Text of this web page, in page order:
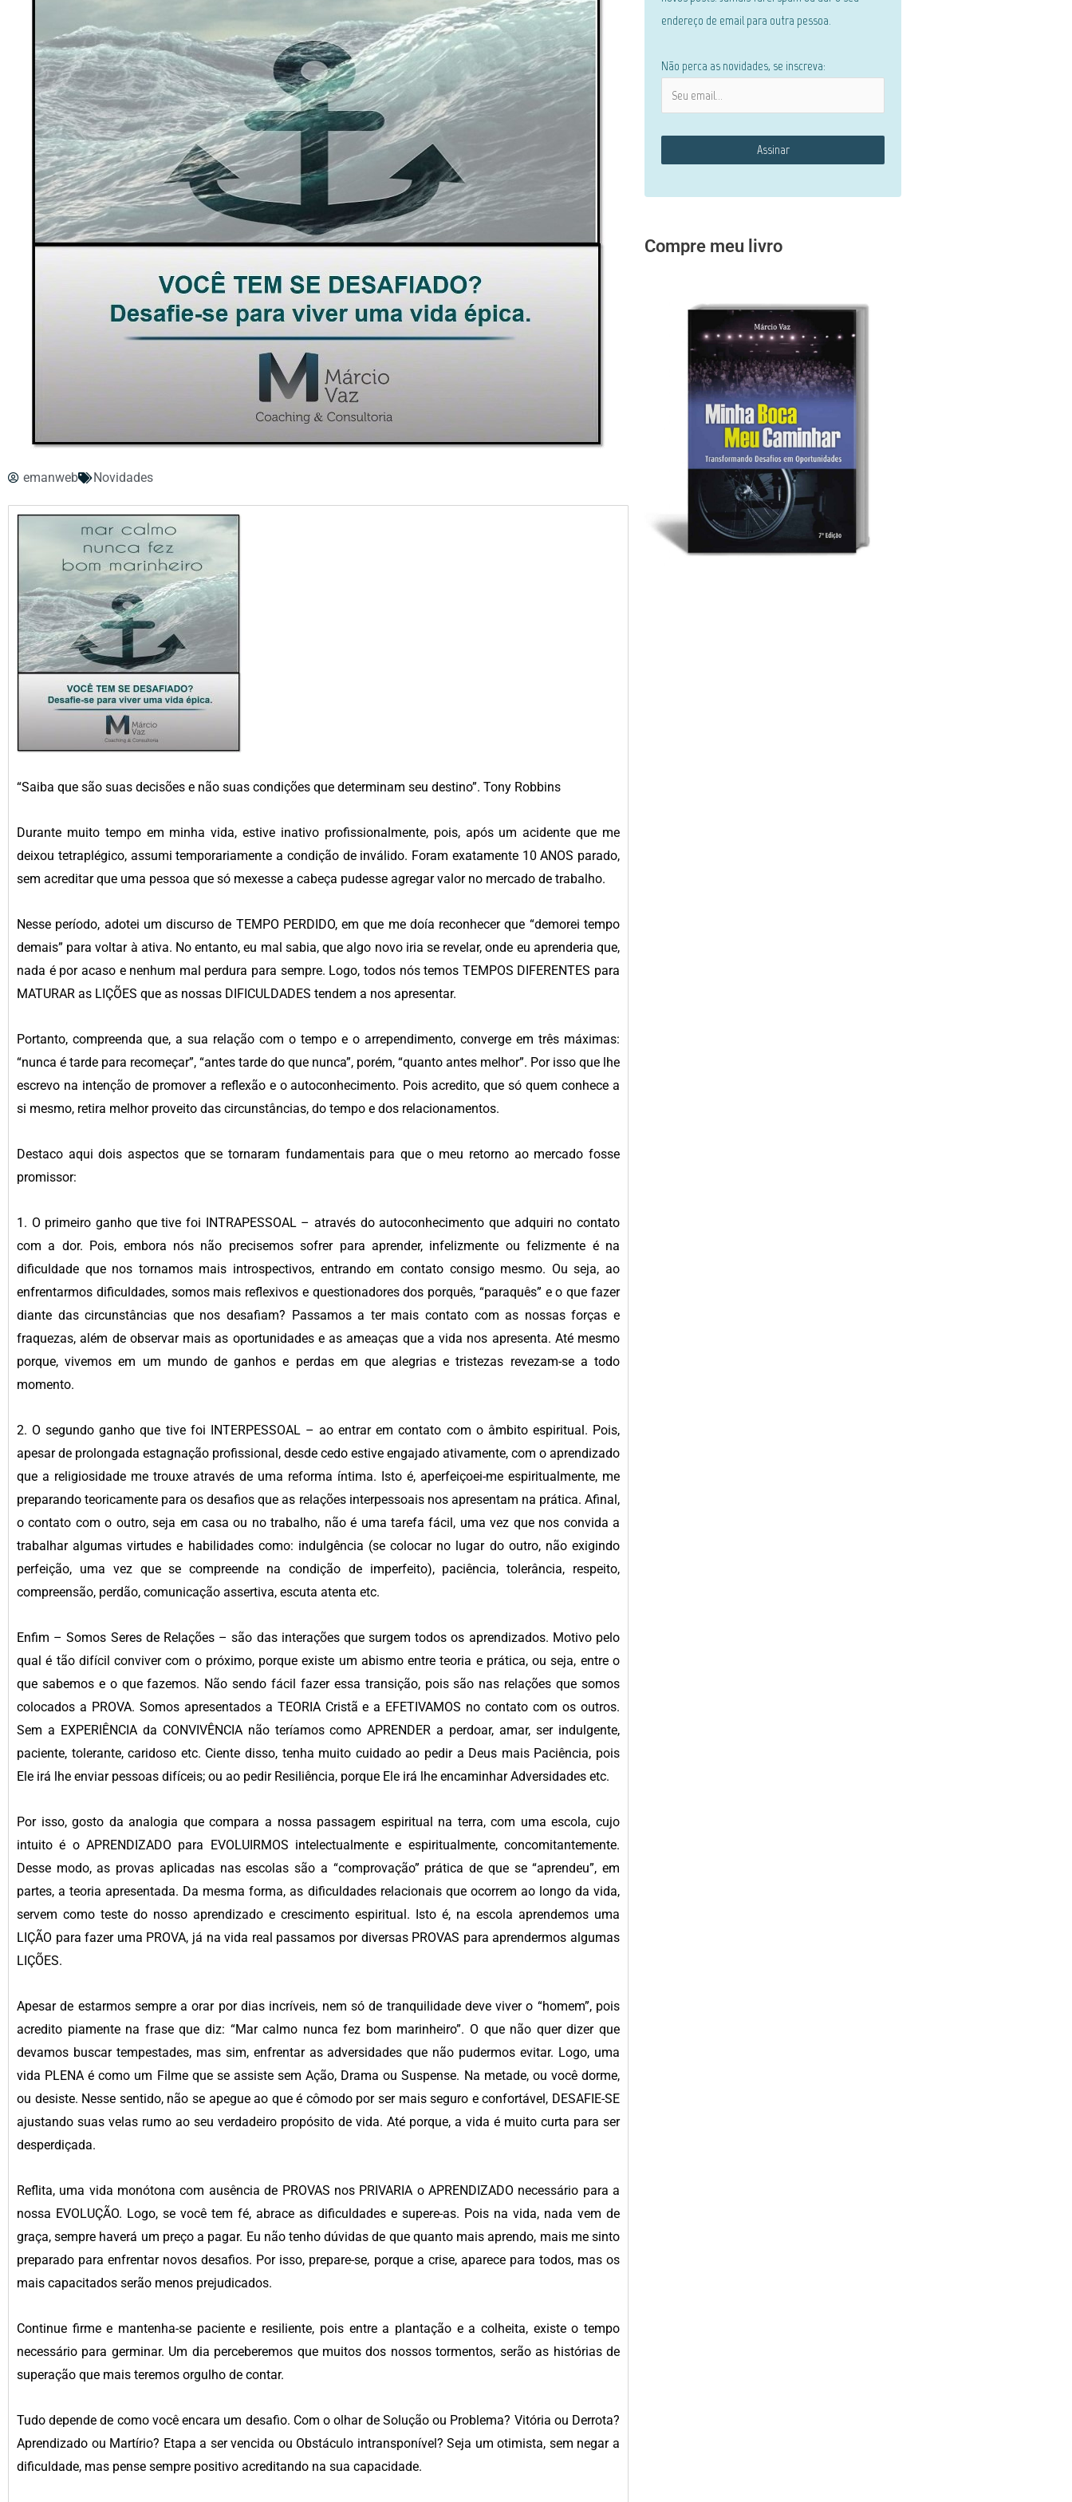
emanweb Novidades
“Saiba que são suas decisões e não suas condições que determinam seu destino”. Tony Robbins
Durante muito tempo em minha vida, estive inativo profissionalmente, pois, após um acidente que me
deixou tetraplégico, assumi temporariamente a condição de inválido. Foram exatamente 10 ANOS parado,
sem acreditar que uma pessoa que só mexesse a cabeça pudesse agregar valor no mercado de trabalho.
Nesse período, adotei um discurso de TEMPO PERDIDO, em que me doía reconhecer que “demorei tempo
demais” para voltar à ativa. No entanto, eu mal sabia, que algo novo iria se revelar, onde eu aprenderia que,
nada é por acaso e nenhum mal perdura para sempre. Logo, todos nós temos TEMPOS DIFERENTES para
MATURAR as LIÇÕES que as nossas DIFICULDADES tendem a nos apresentar.
Portanto, compreenda que, a sua relação com o tempo e o arrependimento, converge em três máximas:
“nunca é tarde para recomeçar”, “antes tarde do que nunca”, porém, “quanto antes melhor”. Por isso que lhe
escrevo na intenção de promover a reflexão e o autoconhecimento. Pois acredito, que só quem conhece a
si mesmo, retira melhor proveito das circunstâncias, do tempo e dos relacionamentos.
Destaco aqui dois aspectos que se tornaram fundamentais para que o meu retorno ao mercado fosse
promissor:
1. O primeiro ganho que tive foi INTRAPESSOAL – através do autoconhecimento que adquiri no contato
com a dor. Pois, embora nós não precisemos sofrer para aprender, infelizmente ou felizmente é na
dificuldade que nos tornamos mais introspectivos, entrando em contato consigo mesmo. Ou seja, ao
enfrentarmos dificuldades, somos mais reflexivos e questionadores dos porquês, “paraquês” e o que fazer
diante das circunstâncias que nos desafiam? Passamos a ter mais contato com as nossas forças e
fraquezas, além de observar mais as oportunidades e as ameaças que a vida nos apresenta. Até mesmo
porque, vivemos em um mundo de ganhos e perdas em que alegrias e tristezas revezam-se a todo
momento.
2. O segundo ganho que tive foi INTERPESSOAL – ao entrar em contato com o âmbito espiritual. Pois,
apesar de prolongada estagnação profissional, desde cedo estive engajado ativamente, com o aprendizado
que a religiosidade me trouxe através de uma reforma íntima. Isto é, aperfeiçoei-me espiritualmente, me
preparando teoricamente para os desafios que as relações interpessoais nos apresentam na prática. Afinal,
o contato com o outro, seja em casa ou no trabalho, não é uma tarefa fácil, uma vez que nos convida a
trabalhar algumas virtudes e habilidades como: indulgência (se colocar no lugar do outro, não exigindo
perfeição, uma vez que se compreende na condição de imperfeito), paciência, tolerância, respeito,
compreensão, perdão, comunicação assertiva, escuta atenta etc.
Enfim – Somos Seres de Relações – são das interações que surgem todos os aprendizados. Motivo pelo
qual é tão difícil conviver com o próximo, porque existe um abismo entre teoria e prática, ou seja, entre o
que sabemos e o que fazemos. Não sendo fácil fazer essa transição, pois são nas relações que somos
colocados a PROVA. Somos apresentados a TEORIA Cristã e a EFETIVAMOS no contato com os outros.
Sem a EXPERIÊNCIA da CONVIVÊNCIA não teríamos como APRENDER a perdoar, amar, ser indulgente,
paciente, tolerante, caridoso etc. Ciente disso, tenha muito cuidado ao pedir a Deus mais Paciência, pois
Ele irá lhe enviar pessoas difíceis; ou ao pedir Resiliência, porque Ele irá lhe encaminhar Adversidades etc.
Por isso, gosto da analogia que compara a nossa passagem espiritual na terra, com uma escola, cujo
intuito é o APRENDIZADO para EVOLUIRMOS intelectualmente e espiritualmente, concomitantemente.
Desse modo, as provas aplicadas nas escolas são a “comprovação” prática de que se “aprendeu”, em
partes, a teoria apresentada. Da mesma forma, as dificuldades relacionais que ocorrem ao longo da vida,
servem como teste do nosso aprendizado e crescimento espiritual. Isto é, na escola aprendemos uma
LIÇÃO para fazer uma PROVA, já na vida real passamos por diversas PROVAS para aprendermos algumas
LIÇÕES.
Apesar de estarmos sempre a orar por dias incríveis, nem só de tranquilidade deve viver o “homem”, pois
acredito piamente na frase que diz: “Mar calmo nunca fez bom marinheiro”. O que não quer dizer que
devamos buscar tempestades, mas sim, enfrentar as adversidades que não pudermos evitar. Logo, uma
vida PLENA é como um Filme que se assiste sem Ação, Drama ou Suspense. Na metade, ou você dorme,
ou desiste. Nesse sentido, não se apegue ao que é cômodo por ser mais seguro e confortável, DESAFIE-SE
ajustando suas velas rumo ao seu verdadeiro propósito de vida. Até porque, a vida é muito curta para ser
desperdiçada.
Reflita, uma vida monótona com ausência de PROVAS nos PRIVARIA o APRENDIZADO necessário para a
nossa EVOLUÇÃO. Logo, se você tem fé, abrace as dificuldades e supere-as. Pois na vida, nada vem de
graça, sempre haverá um preço a pagar. Eu não tenho dúvidas de que quanto mais aprendo, mais me sinto
preparado para enfrentar novos desafios. Por isso, prepare-se, porque a crise, aparece para todos, mas os
mais capacitados serão menos prejudicados.
Continue firme e mantenha-se paciente e resiliente, pois entre a plantação e a colheita, existe o tempo
necessário para germinar. Um dia perceberemos que muitos dos nossos tormentos, serão as histórias de
superação que mais teremos orgulho de contar.
Tudo depende de como você encara um desafio. Com o olhar de Solução ou Problema? Vitória ou Derrota?
Aprendizado ou Martírio? Etapa a ser vencida ou Obstáculo intransponível? Seja um otimista, sem negar a
dificuldade, mas pense sempre positivo acreditando na sua capacidade.
endereço de email para outra pessoa.
Não perca as novidades, se inscreva:
Compre meu livro